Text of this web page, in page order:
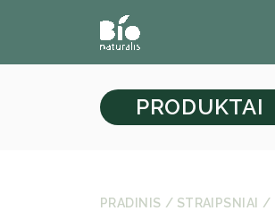
PRODUKTAI
PRADINIS STRAIPSNIAI